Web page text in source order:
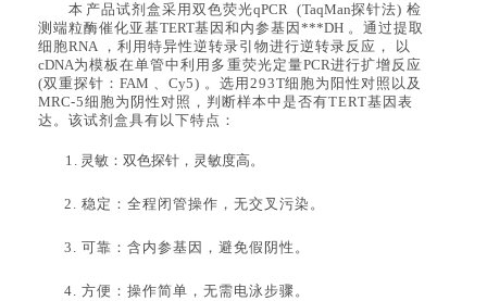
本 产品试剂盒采用双色荧光qPCR (TaqMan探针法) 检
测端粒酶催化亚基TERT基因和内参基因 ***DH 。通过提取
细胞RNA ，利用特异性逆转录引物进行逆转录反应，
以
cDNA为模板在单管中利用 多 重荧光定量PCR进行扩增反应
(双重探针： FAM 、 Cy5) 。选用 293T细胞为阳性对照以及
MRC-5细 胞为 阴性对照， 判断样本中是否有TERT基因表
达 。该试剂盒具有以下特点：
1 . 灵敏：双色探针，灵敏度高。
2 . 稳定：全程闭管操作，无交叉污染。
3 . 可靠：含内参基因，避免假阴性。
4. 方便：操作简单，无需电泳步骤。